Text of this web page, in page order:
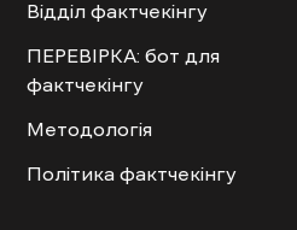
Відділ фактчекінгу
ПЕРЕВІРКА: бот для
фактчекінгу
Методологія
Політика фактчекінгу